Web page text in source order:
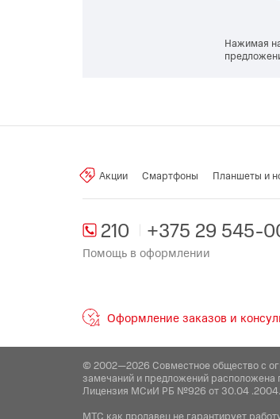
Нажимая
Акции Смартфоны Планшеты и
210 +375 29 545-
Помощь в оформлении
Оформление заказов и
© 2002—2026 Совместное общество с
замечаний и предложений
Лицензия МСиИ РБ №926 от 30.04 .2004.
МТС как продавец не гарантирует